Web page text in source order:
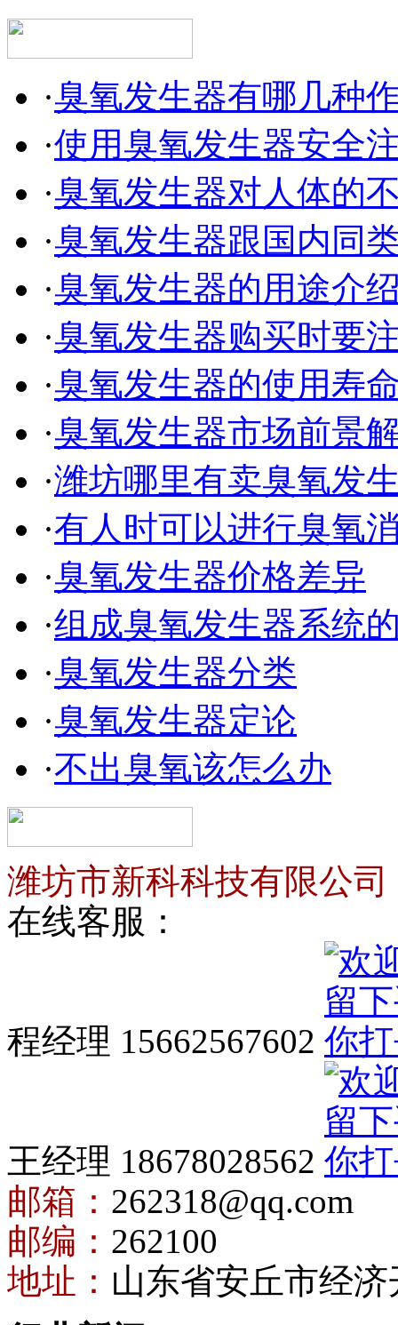
·臭氧发生器有哪几种
·使用臭氧发生器安全
·臭氧发生器对人体的
·臭氧发生器跟国内同
·臭氧发生器的用途介
·臭氧发生器购买时要
·臭氧发生器的使用寿
·臭氧发生器市场前景
·潍坊哪里有卖臭氧发
·有人时可以进行臭氧
·臭氧发生器价格差异
·组成臭氧发生器系统
·臭氧发生器分类
·臭氧发生器定论
·不出臭氧该怎么办
潍坊市新科科技有限公司
在线客服：
程经理 15662567602
王经理 18678028562
邮箱： 262318@qq.com
邮编： 262100
地址： 山东省安丘市经